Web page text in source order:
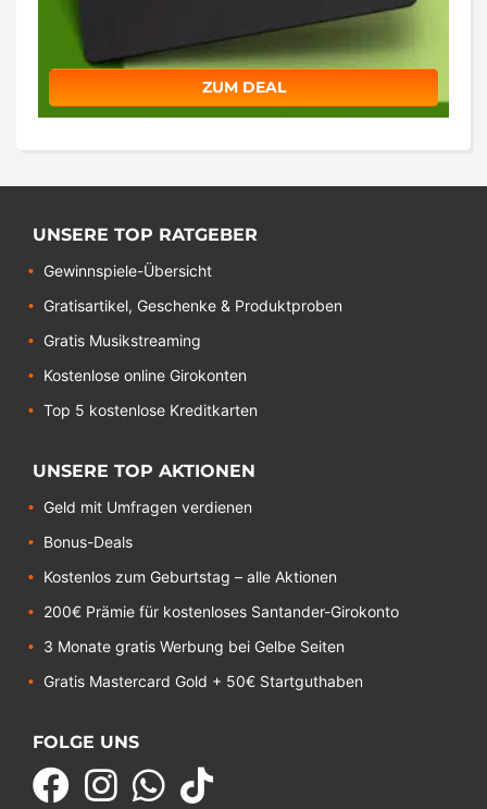
ZUM DEAL
UNSERE TOP RATGEBER
Gewinnspiele-Übersicht
Gratisartikel, Geschenke & Produktproben
Gratis Musikstreaming
Kostenlose online Girokonten
Top 5 kostenlose Kreditkarten
UNSERE TOP AKTIONEN
Geld mit Umfragen verdienen
Bonus-Deals
Kostenlos zum Geburtstag – alle Aktionen
200€ Prämie für kostenloses Santander-Girokonto
3 Monate gratis Werbung bei Gelbe Seiten
Gratis Mastercard Gold + 50€ Startguthaben
FOLGE UNS